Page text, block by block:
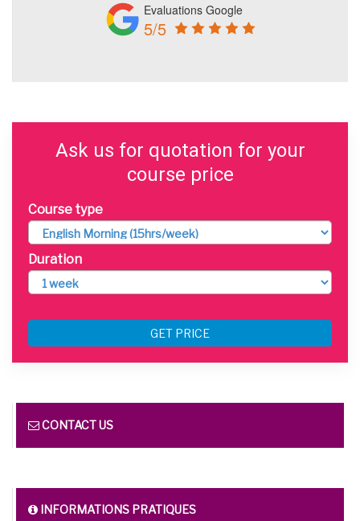
Evaluations Google
5/5
Ask us for quotation for your
course price
Course type
Duration
GET PRICE
CONTACT US
INFORMATIONS PRATIQUES